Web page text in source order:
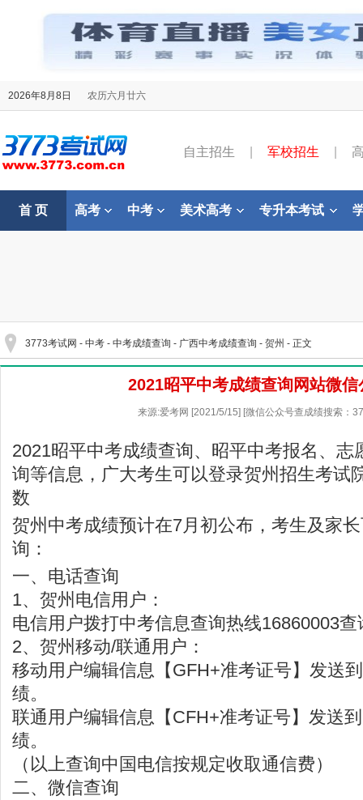
2026年8月8日 农历六月廿六
自主招生 军校招生
首 页 高考 中考 美术高考 专升本考试
3773考试网 - 中考 - 中考成绩查询 - 广西中考成绩查询 - 贺州 - 正文
2021昭平中考成绩查询网站微信
来源:爱考网 [2021/5/15] [微信公众号查成绩搜索：
2021昭平中考成绩查询、昭平中考报名、志
询等信息，广大考生可以登录贺州招生考试
数
贺州中考成绩预计在7月初公布，考生及家
询：
一、电话查询
1、贺州电信用户：
电信用户拨打中考信息查询热线16860003查
2、贺州移动/联通用户：
移动用户编辑信息【GFH+准考证号】发送
绩。
联通用户编辑信息【CFH+准考证号】发送
绩。
（以上查询中国电信按规定收取通信费）
二、微信查询